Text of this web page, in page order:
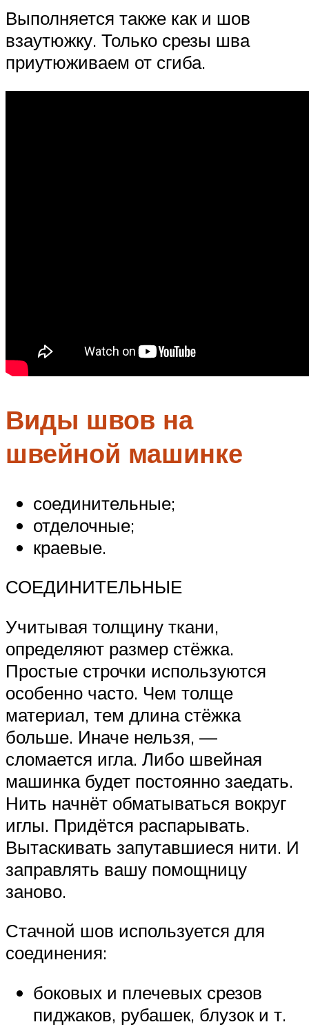
Выполняется также как и шов
взаутюжку. Только срезы шва
приутюживаем от сгиба.
Виды швов на
швейной машинке
соединительные;
отделочные;
краевые.
СОЕДИНИТЕЛЬНЫЕ
Учитывая толщину ткани,
определяют размер стёжка.
Простые строчки используются
особенно часто. Чем толще
материал, тем длина стёжка
больше. Иначе нельзя, —
сломается игла. Либо швейная
машинка будет постоянно заедать.
Нить начнёт обматываться вокруг
иглы. Придётся распарывать.
Вытаскивать запутавшиеся нити. И
заправлять вашу помощницу
заново.
Стачной шов используется для
соединения:
боковых и плечевых срезов
пиджаков, рубашек, блузок и т.